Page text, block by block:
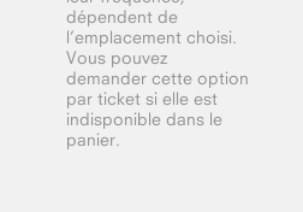
dépendent de
l’emplacement choisi.
Vous pouvez
demander cette option
par ticket si elle est
indisponible dans le
panier.